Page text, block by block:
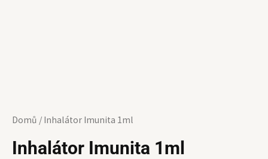
Domů / Inhalátor Imunita 1ml
Inhalátor Imunita 1ml